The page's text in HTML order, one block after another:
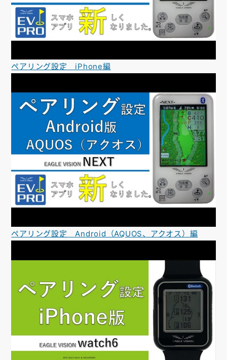
ペアリング設定 iPhone編
ペアリング設定 Android（AQUOS、アクオス）編